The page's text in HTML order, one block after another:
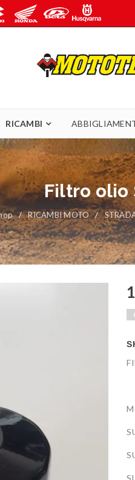
RICAMBI
Filtro olio
/ RICAMBI MOTO /